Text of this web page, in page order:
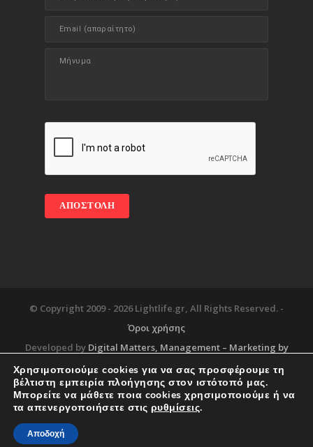
© Copyright 2009 - 2026 Lightlife.gr, All Rights Reserved. -
Όροι χρήσης
Developed by Digital Matters, Management – Marketing by
Blog About Services
Corporate Support
Χρησιμοποιούμε cookies για να σας προσφέρουμε τη
βέλτιστη εμπειρία πλοήγησης στον ιστότοπό μας.
Μπορείτε να μάθετε ποια cookies χρησιμοποιούμε ή να
τα απενεργοποιήσετε στις ρυθμίσεις.
Αποδοχή